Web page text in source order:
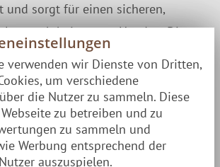
und sorgt für einen sicheren,
– auch bei nassen Händen. Diese
dir die volle Kontrolle und
Schneidbewegung.
aus Kohlenstoffstahl (nicht
verwenden wir Dienste von Dritten,
um verschiedene
die Nutzer zu sammeln. Diese
zu betreiben und zu
zu sammeln und
Werbung entsprechend der
auszuspielen.